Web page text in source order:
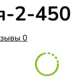
2-450
0